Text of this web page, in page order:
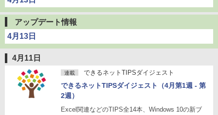
アップデート情報
4月13日
4月11日
連載 できるネットTIPSダイジェスト
できるネットTIPSダイジェスト（4月第1週 - 第
2週）
Excel関連などのTIPS全14本、Windows 10の新ブ